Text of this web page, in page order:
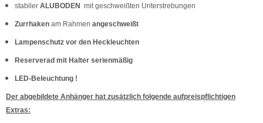
stabiler ALUBODEN mit geschweißten Unterstrebungen
Zurrhaken am Rahmen angeschweißt
Lampenschutz vor den Heckleuchten
Reserverad mit Halter serienmäßig
LED-Beleuchtung !
Der abgebildete Anhänger hat zusätzlich folgende aufpreispflichtigen
Extras: